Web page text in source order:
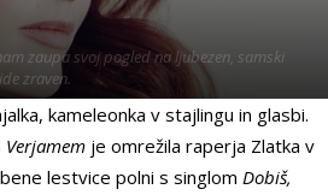
zaupa svoj pogled na ljubezen, samski
zraven.
kameleonka v stajlingu in glasbi.
Verjamem je omrežila raperja Zlatka v
lestvice polni s singlom Dobiš,